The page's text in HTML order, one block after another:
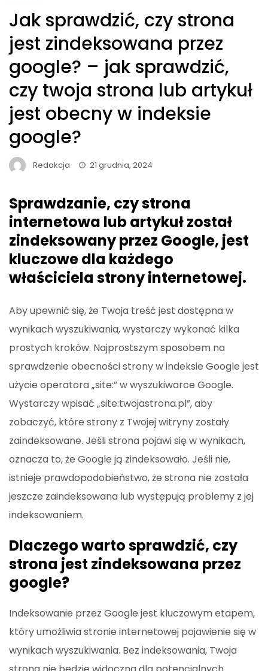
Jak sprawdzić, czy strona
jest zindeksowana przez
google? – jak sprawdzić,
czy twoja strona lub artykuł
jest obecny w indeksie
google?
Redakcja 21 grudnia, 2024
Sprawdzanie, czy strona
internetowa lub artykuł został
zindeksowany przez Google, jest
kluczowe dla każdego
właściciela strony internetowej.
Aby upewnić się, że Twoja treść jest dostępna w
wynikach wyszukiwania, wystarczy wykonać kilka
prostych kroków. Najprostszym sposobem na
sprawdzenie obecności strony w indeksie Google jest
użycie operatora „site:” w wyszukiwarce Google.
Wystarczy wpisać „site:twojastrona.pl”, aby
zobaczyć, które strony z Twojej witryny zostały
zaindeksowane. Jeśli strona pojawi się w wynikach,
oznacza to, że Google ją zindeksowało. Jeśli nie,
istnieje prawdopodobieństwo, że strona nie została
jeszcze zaindeksowana lub występują problemy z jej
indeksowaniem.
Dlaczego warto sprawdzić, czy
strona jest zindeksowana przez
google?
Indeksowanie przez Google jest kluczowym etapem,
który umożliwia stronie internetowej pojawienie się w
wynikach wyszukiwania. Bez indeksowania, Twoja